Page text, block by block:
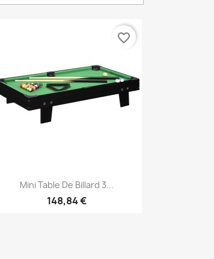
Aperçu rapide
Mini Table De Billard 3...
148,84 €
favorite_border